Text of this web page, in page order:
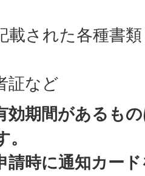
載された各種書類
証など
効期間があるも
請時に通知カー